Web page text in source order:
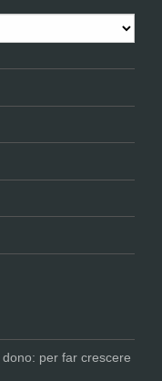
per far crescere